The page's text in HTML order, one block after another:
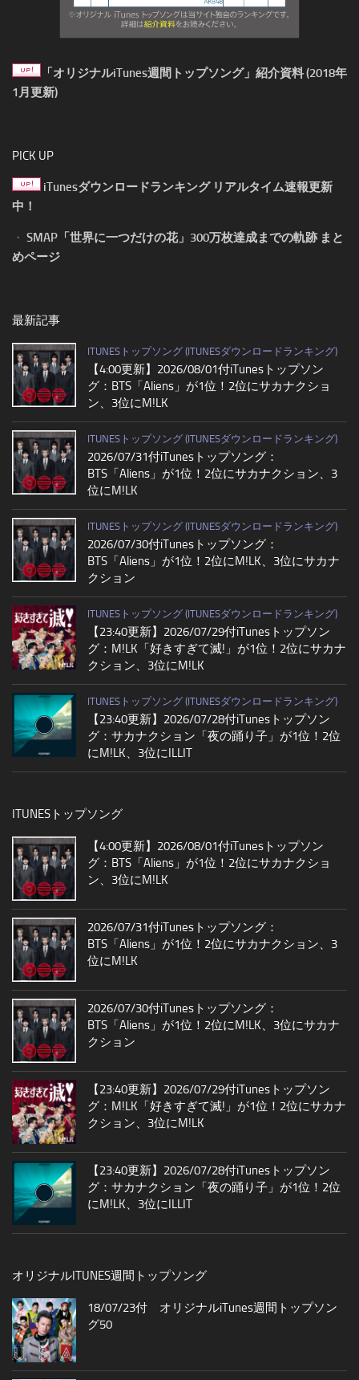
「オリジナルiTunes週間トップソング」紹介資料 (2018年
1月更新)
PICK UP
iTunesダウンロードランキング リアルタイム速報更新
中！
・ SMAP「世界に一つだけの花」300万枚達成までの軌跡 まと
めページ
最新記事
ITUNESトップソング (ITUNESダウンロードランキング)
【4:00更新】2026/08/01付iTunesトップソン
グ：BTS「Aliens」が1位！2位にサカナクショ
ン、3位にM!LK
ITUNESトップソング (ITUNESダウンロードランキング)
2026/07/31付iTunesトップソング：
BTS「Aliens」が1位！2位にサカナクション、3
位にM!LK
ITUNESトップソング (ITUNESダウンロードランキング)
2026/07/30付iTunesトップソング：
BTS「Aliens」が1位！2位にM!LK、3位にサカナ
クション
ITUNESトップソング (ITUNESダウンロードランキング)
【23:40更新】2026/07/29付iTunesトップソン
グ：M!LK「好きすぎて滅!」が1位！2位にサカナ
クション、3位にM!LK
ITUNESトップソング (ITUNESダウンロードランキング)
【23:40更新】2026/07/28付iTunesトップソン
グ：サカナクション「夜の踊り子」が1位！2位
にM!LK、3位にILLIT
ITUNESトップソング
【4:00更新】2026/08/01付iTunesトップソン
グ：BTS「Aliens」が1位！2位にサカナクショ
ン、3位にM!LK
2026/07/31付iTunesトップソング：
BTS「Aliens」が1位！2位にサカナクション、3
位にM!LK
2026/07/30付iTunesトップソング：
BTS「Aliens」が1位！2位にM!LK、3位にサカナ
クション
【23:40更新】2026/07/29付iTunesトップソン
グ：M!LK「好きすぎて滅!」が1位！2位にサカナ
クション、3位にM!LK
【23:40更新】2026/07/28付iTunesトップソン
グ：サカナクション「夜の踊り子」が1位！2位
にM!LK、3位にILLIT
オリジナルITUNES週間トップソング
18/07/23付 オリジナルiTunes週間トップソン
グ50